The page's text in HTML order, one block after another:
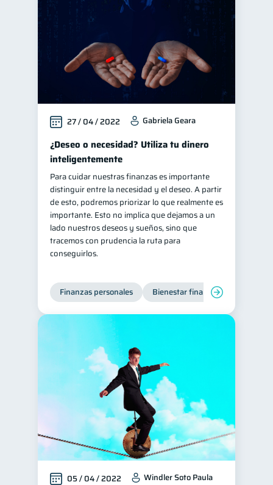
27 / 04 / 2022 Gabriela Geara
¿Deseo o necesidad? Utiliza tu dinero
inteligentemente
Para cuidar nuestras finanzas es importante
distinguir entre la necesidad y el deseo. A partir
de esto, podremos priorizar lo que realmente es
importante. Esto no implica que dejamos a un
lado nuestros deseos y sueños, sino que
tracemos con prudencia la ruta para
conseguirlos.
Finanzas personales Bienestar financiero
05 / 04 / 2022 Windler Soto Paula